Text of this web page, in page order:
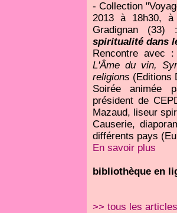
- Collection
2013 à 18h30,
Gradignan
spiritualité dans
Rencontre avec :
L'Âme du vin,
religions (Editions
Soirée animée
président de
Mazaud, liseur
Causerie,
différents pays
En savoir plus
bibliothèque en
>> tous les articles